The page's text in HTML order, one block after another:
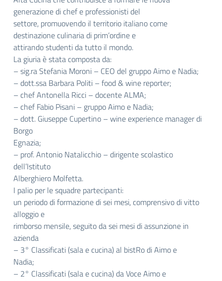
generazione di chef e professionisti del
settore, promuovendo il territorio italiano come
destinazione culinaria di prim’ordine e
attirando studenti da tutto il mondo.
La giuria è stata composta da:
– sig.ra Stefania Moroni – CEO del gruppo Aimo e Nadia;
– dott.ssa Barbara Politi – food & wine reporter;
– chef Antonella Ricci – docente ALMA;
– chef Fabio Pisani – gruppo Aimo e Nadia;
– dott. Giuseppe Cupertino – wine experience manager di
Borgo
Egnazia;
– prof. Antonio Natalicchio – dirigente scolastico
dell’Istituto
Alberghiero Molfetta.
I palio per le squadre partecipanti:
un periodo di formazione di sei mesi, comprensivo di vitto
alloggio e
rimborso mensile, seguito da sei mesi di assunzione in
azienda
– 3° Classificati (sala e cucina) al bistRo di Aimo e
Nadia;
– 2° Classificati (sala e cucina) da Voce Aimo e